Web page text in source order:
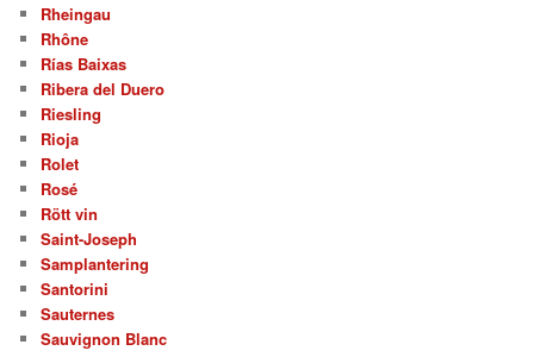
Rheingau
Rhône
Rías Baixas
Ribera del Duero
Riesling
Rioja
Rolet
Rosé
Rött vin
Saint-Joseph
Samplantering
Santorini
Sauternes
Sauvignon Blanc